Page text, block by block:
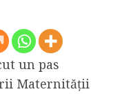
un pas
Maternității